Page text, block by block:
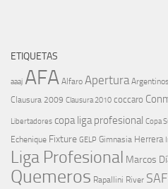
ETIQUETAS
aaaj AFA Alfaro Apertura Argentinos
Clausura 2009 Clausura 2010 coccaro
Libertadores copa liga profesional Copa
Echenique Fixture GELP Gimnasia Herrera
Liga Profesional Marcos
Quemeros Rapallini River SAF